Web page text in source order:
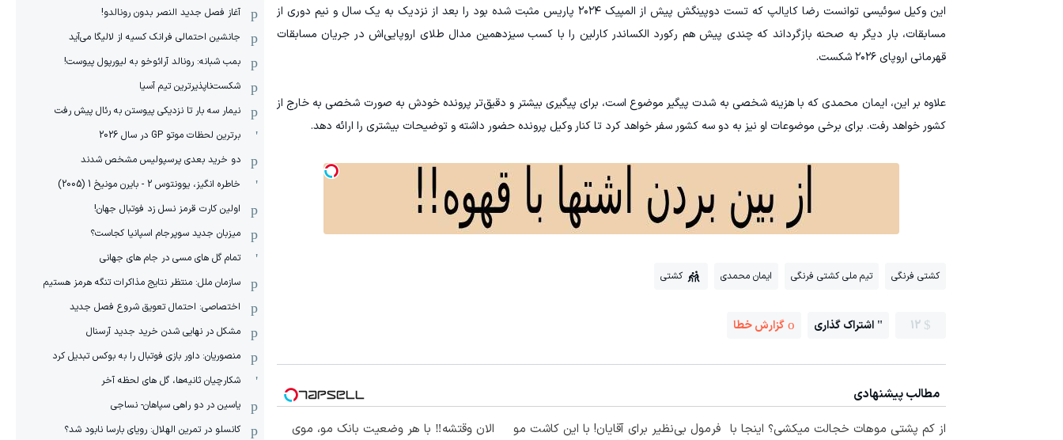
این وکیل سوئیسی توانست رضا کایالپ که تست دوپینگش پیش از المپیک ۲۰۲۴ پاریس مثبت شده بود را بعد از نزدیک به یک سال و نیم دوری از
مسابقات، بار دیگر به صحنه بازگرداند که چندی پیش هم رکورد الکساندر کارلین را با کسب سیزدهمین مدال طلای اروپایی‌اش در جریان مسابقات
قهرمانی اروپای ۲۰۲۶ شکست.
علاوه بر این، ایمان محمدی که با هزینه شخصی به شدت پیگیر موضوع است، برای پیگیری بیشتر و دقیق‌تر پرونده خودش به صورت شخصی به خارج از
کشور خواهد رفت. برای برخی موضوعات او نیز به دو سه کشور سفر خواهد کرد تا کنار وکیل پرونده حضور داشته و توضیحات بیشتری را ارائه دهد.
کشتی فرنگی تیم ملی کشتی فرنگی ایمان محمدی کشتی
12 اشتراک گذاری گزارش خطا
مطالب پیشنهادی
از کم پشتی موهات خجالت میکشی؟ اینجا با فرمول بی‌نظیر برای آقایان! با این کاشت مو
الان وقتشه‼️ با هر وضعیت بانک مو، موی
آغاز فصل جدید النصر بدون رونالدو!
جانشین احتمالی فرانک کسیه از لالیگا می‌آید
بمب شبانه: رونالد آرائوخو به لیورپول پیوست!
شکست‌ناپذیرترین تیم آسیا
نیمار سه بار تا نزدیکی پیوستن به رئال پیش رفت
برترین لحظات موتو GP در سال 2026
دو خرید بعدی پرسپولیس مشخص شدند
خاطره انگیز، یوونتوس 2 - بایرن مونیخ 1 (2005)
اولین کارت قرمز نسل زد فوتبال جهان!
میزبان جدید سوپرجام اسپانیا کجاست؟
تمام گل های مسی در جام های جهانی
سازمان ملل: منتظر نتایج مذاکرات تنگه هرمز هستیم
اختصاصی: احتمال تعویق شروع فصل جدید
مشکل در نهایی شدن خرید جدید آرسنال
منصوریان: داور بازی فوتبال را به بوکس تبدیل کرد
شکارچیان ثانیه‌ها، گل های لحظه آخر
یاسین در دو راهی سپاهان- نساجی
کانسلو در تمرین الهلال: رویای بارسا نابود شد؟